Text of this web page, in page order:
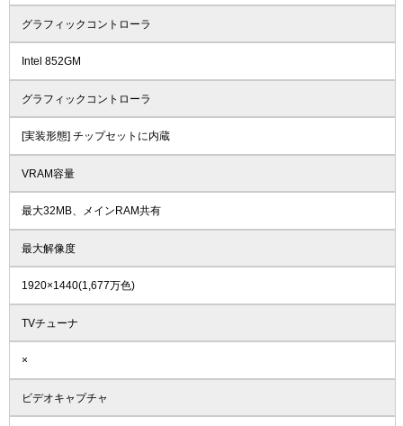
グラフィックコントローラ
Intel 852GM
グラフィックコントローラ
[実装形態] チップセットに内蔵
VRAM容量
最大32MB、メインRAM共有
最大解像度
1920×1440(1,677万色)
TVチューナ
×
ビデオキャプチャ